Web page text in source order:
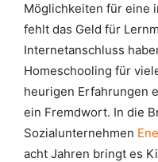
Möglichkeiten für eine
fehlt das Geld für
Internetanschluss
Homeschooling für
heurigen Erfahrungen
ein Fremdwort. In die
Sozialunternehmen
acht Jahren bringt es